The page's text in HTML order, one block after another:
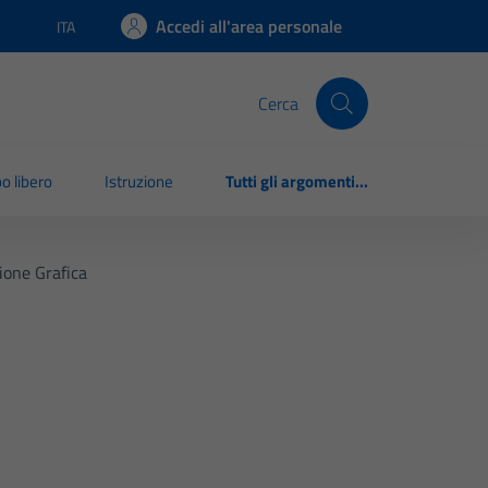
Lingua attiva:
ITA Accedi all'area personale
Cerca
libero Istruzione Tutti gli argomenti...
Grafica